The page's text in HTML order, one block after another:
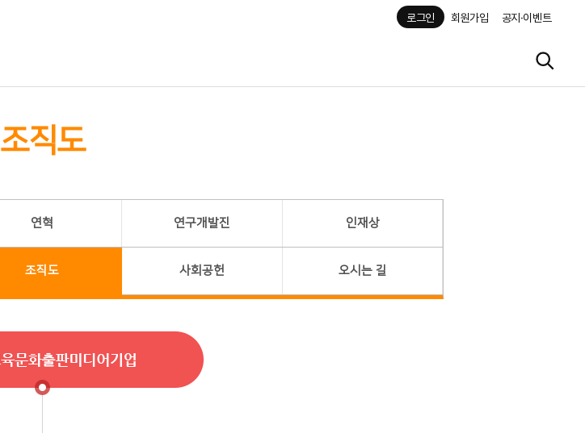
로그인 회원가입 공지·이벤트
조직도
연혁 연구개발진 인재상
조직도 사회공헌 오시는 길